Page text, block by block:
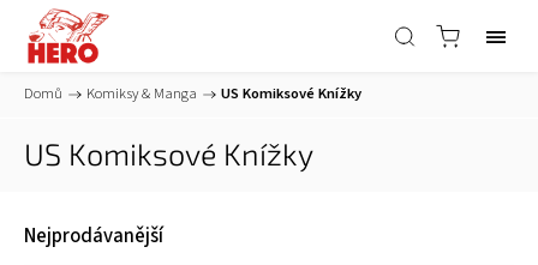
Domů / Komiksy & Manga / US Komiksové Knížky
US Komiksové Knížky
Nejprodávanější